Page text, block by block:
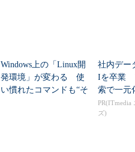
Windows上の「Linux開
発環境」が変わる 使
い慣れたコマンドも“そ
社内デー
Iを卒業
索で一元
PR(ITmedia
ズ)